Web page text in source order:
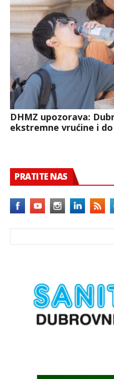
DHMZ upozorava:
ekstremne vrućine i
PRATITE NAS